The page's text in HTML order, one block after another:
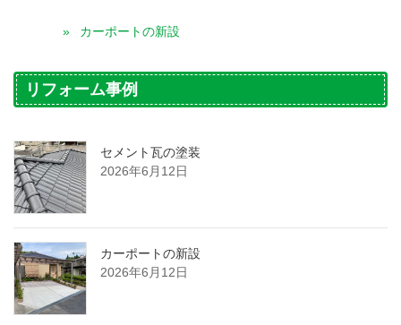
カーポートの新設
リフォーム事例
セメント瓦の塗装
2026年6月12日
カーポートの新設
2026年6月12日